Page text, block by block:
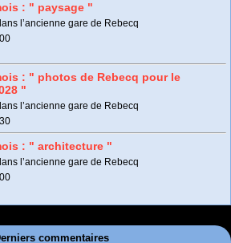
: " paysage "
l’ancienne gare de Rebecq
: " photos de Rebecq pour le
"
l’ancienne gare de Rebecq
: " architecture "
l’ancienne gare de Rebecq
commentaires